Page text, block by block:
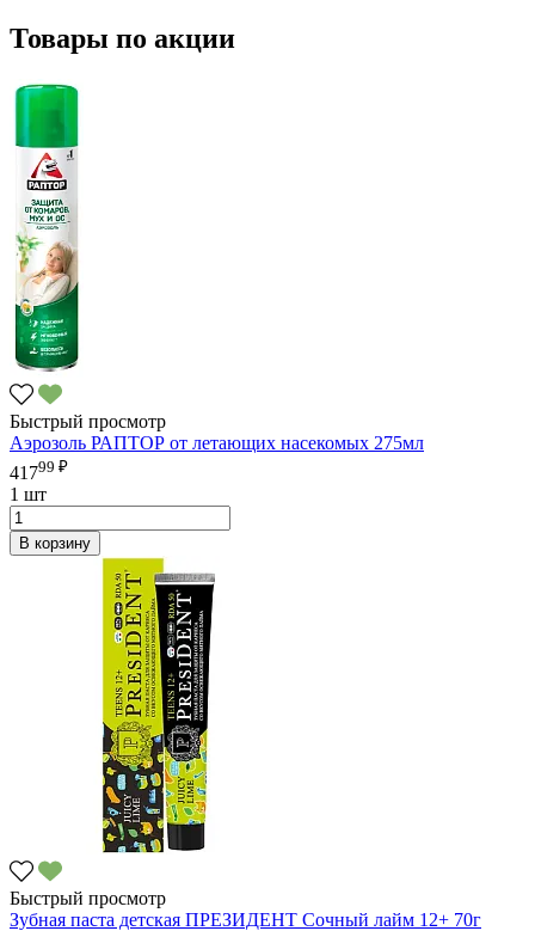
Товары по акции
Быстрый просмотр
Аэрозоль РАПТОР от летающих насекомых 275мл
41799 ₽
1 шт
В корзину
Быстрый просмотр
Зубная паста детская ПРЕЗИДЕНТ Сочный лайм 12+ 70г